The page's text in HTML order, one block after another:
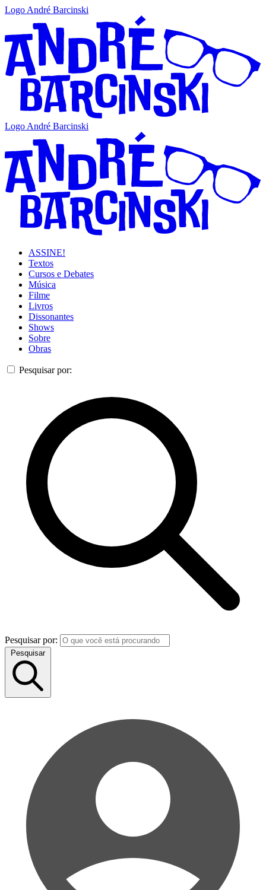
Logo André Barcinski
Logo André Barcinski
ASSINE!
Textos
Cursos e Debates
Música
Filme
Livros
Dissonantes
Shows
Sobre
Obras
Pesquisar por:
Pesquisar por:
Pesquisar